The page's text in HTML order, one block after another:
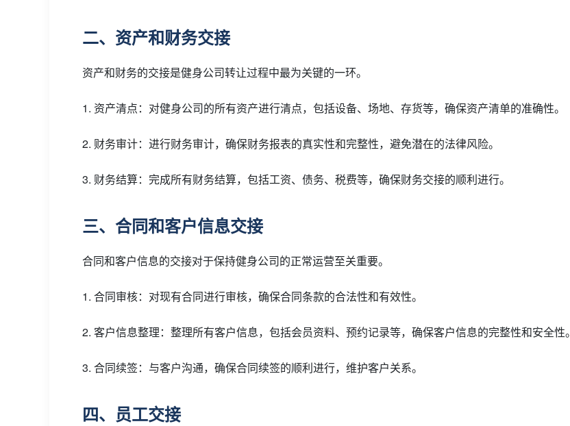
二、资产和财务交接
资产和财务的交接是健身公司转让过程中最为关键的一环。
1. 资产清点：对健身公司的所有资产进行清点，包括设备、场地、存货等，确保资产清单的准确性。
2. 财务审计：进行财务审计，确保财务报表的真实性和完整性，避免潜在的法律风险。
3. 财务结算：完成所有财务结算，包括工资、债务、税费等，确保财务交接的顺利进行。
三、合同和客户信息交接
合同和客户信息的交接对于保持健身公司的正常运营至关重要。
1. 合同审核：对现有合同进行审核，确保合同条款的合法性和有效性。
2. 客户信息整理：整理所有客户信息，包括会员资料、预约记录等，确保客户信息的完整性和安全性。
3. 合同续签：与客户沟通，确保合同续签的顺利进行，维护客户关系。
四、员工交接